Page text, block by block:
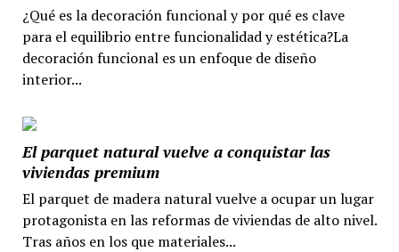
¿Qué es la decoración funcional y por qué es clave
para el equilibrio entre funcionalidad y estética?La
decoración funcional es un enfoque de diseño
interior...
El parquet natural vuelve a conquistar las
viviendas premium
El parquet de madera natural vuelve a ocupar un lugar
protagonista en las reformas de viviendas de alto nivel.
Tras años en los que materiales...